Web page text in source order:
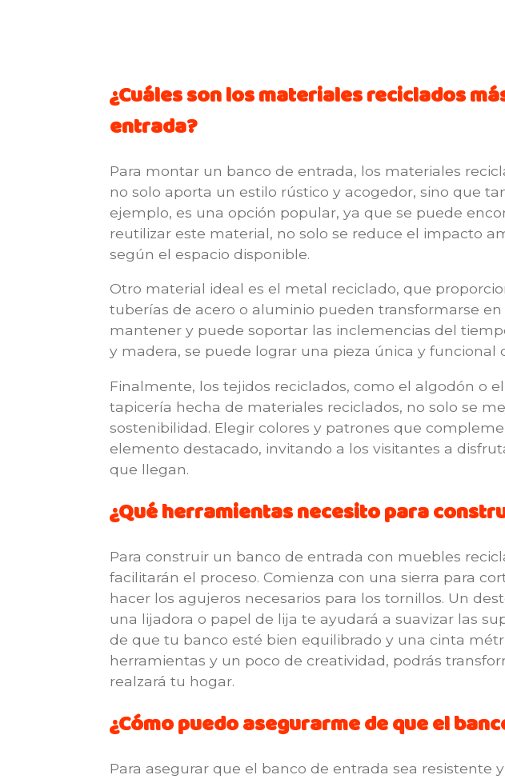
¿Cuáles son los materiales reciclados
entrada?
Para montar un banco de entrada, los materiales
no solo aporta un estilo rústico y acogedor, sino que
ejemplo, es una opción popular, ya que se puede
reutilizar este material, no solo se reduce el impacto
según el espacio disponible.
Otro material ideal es el metal reciclado, que
tuberías de acero o aluminio pueden transformarse
mantener y puede soportar las inclemencias del
y madera, se puede lograr una pieza única y funcional
Finalmente, los tejidos reciclados, como el algodón o
tapicería hecha de materiales reciclados, no solo se
sostenibilidad. Elegir colores y patrones que
elemento destacado, invitando a los visitantes a
que llegan.
¿Qué herramientas necesito para
Para construir un banco de entrada con muebles
facilitarán el proceso. Comienza con una sierra para
hacer los agujeros necesarios para los tornillos. Un
una lijadora o papel de lija te ayudará a suavizar las
de que tu banco esté bien equilibrado y una cinta
herramientas y un poco de creatividad, podrás
realzará tu hogar.
¿Cómo puedo asegurarme de que el
Para asegurar que el banco de entrada sea